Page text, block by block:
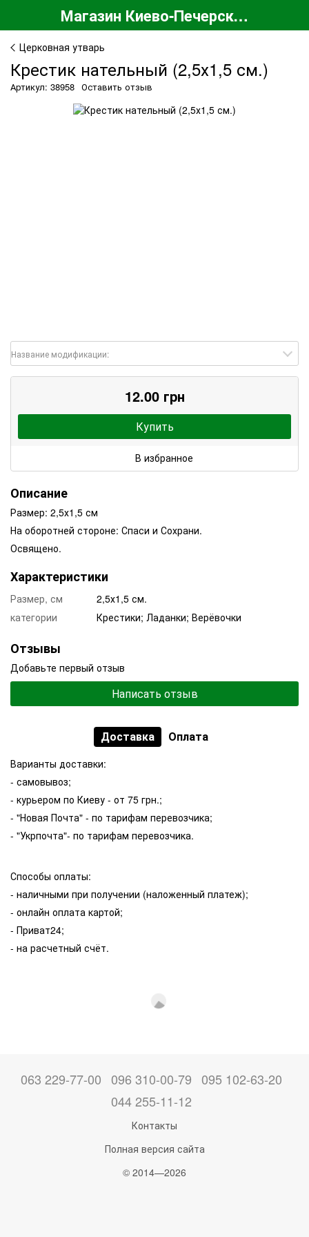
Магазин Киево-Печерской Лавры
Церковная утварь
Крестик нательный (2,5х1,5 см.)
Артикул: 38958 Оставить отзыв
Название модификации:
12.00 грн
Купить
В избранное
Описание
Размер: 2,5х1,5 см
На оборотней стороне: Спаси и Сохрани.
Освящено.
Характеристики
Размер, см
2,5х1,5 см.
категории
Крестики; Ладанки; Верёвочки
Отзывы
Добавьте первый отзыв
Написать отзыв
Доставка Оплата
Варианты доставки:
- самовывоз;
- курьером по Киеву - от 75 грн.;
- "Новая Почта" - по тарифам перевозчика;
- "Укрпочта"- по тарифам перевозчика.
Способы оплаты:
- наличными при получении (наложенный платеж);
- онлайн оплата картой;
- Приват24;
- на расчетный счёт.
063 229-77-00 096 310-00-79 095 102-63-20
044 255-11-12
Контакты
Полная версия сайта
© 2014—2026